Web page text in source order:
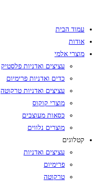
עמוד הבית
אודות
מוצרי אלמי
עציצים ואדניות פלסטיק
כדים ואדניות פרימיום
עציצים ואדניות טרקוטה
מוצרי קוקוס
כסאות מעוצבים
מוצרים נלווים
קטלוגים
עציצים ואדניות
פרימיום
טרקוטה